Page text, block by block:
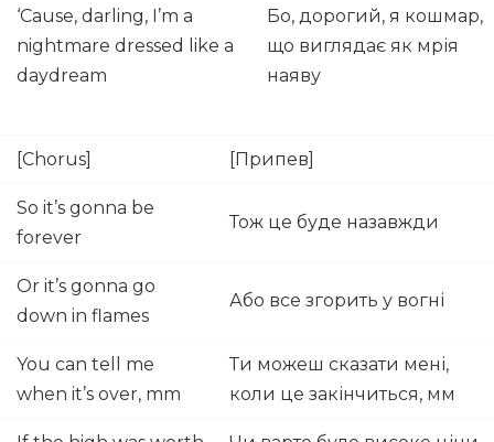
‘Cause, darling, I’m a
nightmare dressed like a
daydream
Бо, дорогий, я кошмар,
що виглядає як мрія
наяву
[Chorus] [Припев]
So it’s gonna be
forever
Тож це буде назавжди
Or it’s gonna go
down in flames
Або все згорить у вогні
You can tell me
when it’s over, mm
Ти можеш сказати мені,
коли це закінчиться, мм